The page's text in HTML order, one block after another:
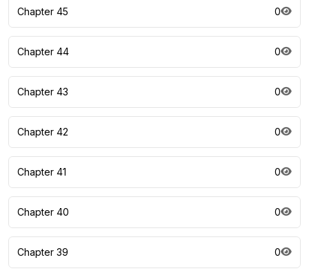
Chapter 45 0
Chapter 44 0
Chapter 43 0
Chapter 42 0
Chapter 41 0
Chapter 40 0
Chapter 39 0